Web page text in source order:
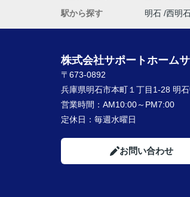
駅から探す
明石 西明
株式会社サポートホーム
〒673-0892
兵庫県明石市本町１丁目1-28 明
営業時間： AM10:00～PM7:00
定休日： 毎週水曜日
お問い合わせ